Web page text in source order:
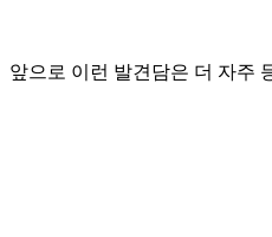
앞으로 이런 발견담은 더 자주